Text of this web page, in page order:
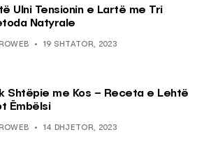
Ulni Tensionin e Lartë me Tri
Natyrale
19 SHTATOR, 2023
Shtëpie me Kos – Receta e Lehtë
Ëmbëlsi
14 DHJETOR, 2023